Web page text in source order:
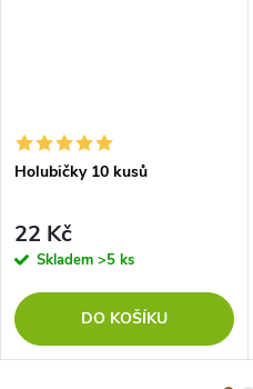
Holubičky 10 kusů
22 Kč
Skladem >5 ks
DO KOŠÍKU